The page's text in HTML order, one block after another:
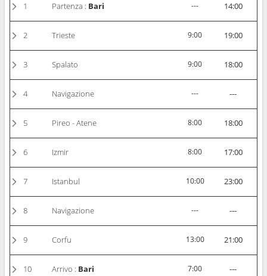
1 Partenza : Bari --- 14:00
2 Trieste 9:00 19:00
3 Spalato 9:00 18:00
4 Navigazione --- ---
5 Pireo - Atene 8:00 18:00
6 Izmir 8:00 17:00
7 Istanbul 10:00 23:00
8 Navigazione --- ---
9 Corfu 13:00 21:00
10 Arrivo : Bari 7:00 ---